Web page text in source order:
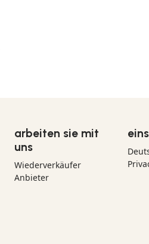
arbeiten sie mit
uns
Wiederverkäufer
Anbieter